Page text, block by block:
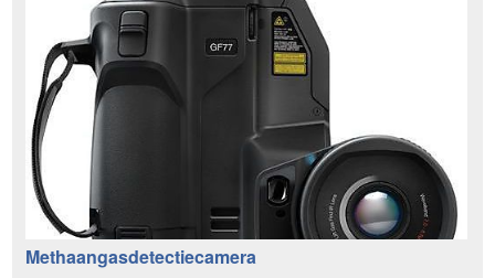
Methaangasdetectiecamera